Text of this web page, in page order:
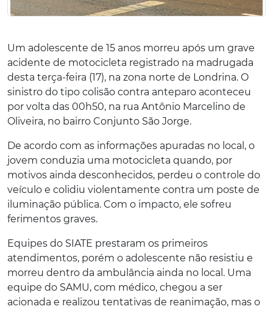
Um adolescente de 15 anos morreu após um grave
acidente de motocicleta registrado na madrugada
desta terça-feira (17), na zona norte de Londrina. O
sinistro do tipo colisão contra anteparo aconteceu
por volta das 00h50, na rua Antônio Marcelino de
Oliveira, no bairro Conjunto São Jorge.
De acordo com as informações apuradas no local, o
jovem conduzia uma motocicleta quando, por
motivos ainda desconhecidos, perdeu o controle do
veículo e colidiu violentamente contra um poste de
iluminação pública. Com o impacto, ele sofreu
ferimentos graves.
Equipes do SIATE prestaram os primeiros
atendimentos, porém o adolescente não resistiu e
morreu dentro da ambulância ainda no local. Uma
equipe do SAMU, com médico, chegou a ser
acionada e realizou tentativas de reanimação, mas o